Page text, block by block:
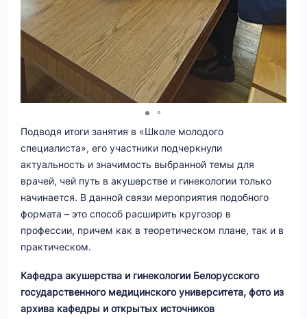
Подводя итоги занятия в «Школе молодого
специалиста», его участники подчеркнули
актуальность и значимость выбранной темы для
врачей, чей путь в акушерстве и гинекологии только
начинается. В данной связи мероприятия подобного
формата – это способ расширить кругозор в
профессии, причем как в теоретическом плане, так и в
практическом.
Кафедра акушерства и гинекологии Белорусского
государственного медицинского университета, фото из
архива кафедры и открытых источников